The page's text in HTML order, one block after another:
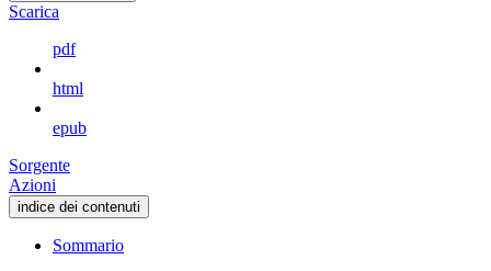
Scarica
pdf
html
epub
Sorgente
Azioni
indice dei contenuti
Sommario